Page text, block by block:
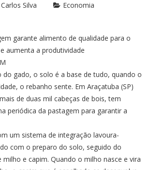
Carlos Silva Economia
garante alimento de qualidade para o
aumenta a produtividade
do gado, o solo é a base de tudo, quando o
o rebanho sente. Em Araçatuba (SP)
de duas mil cabeças de bois, tem
periódica da pastagem para garantir a
um sistema de integração lavoura-
com o preparo do solo, seguido do
e capim. Quando o milho nasce e vira